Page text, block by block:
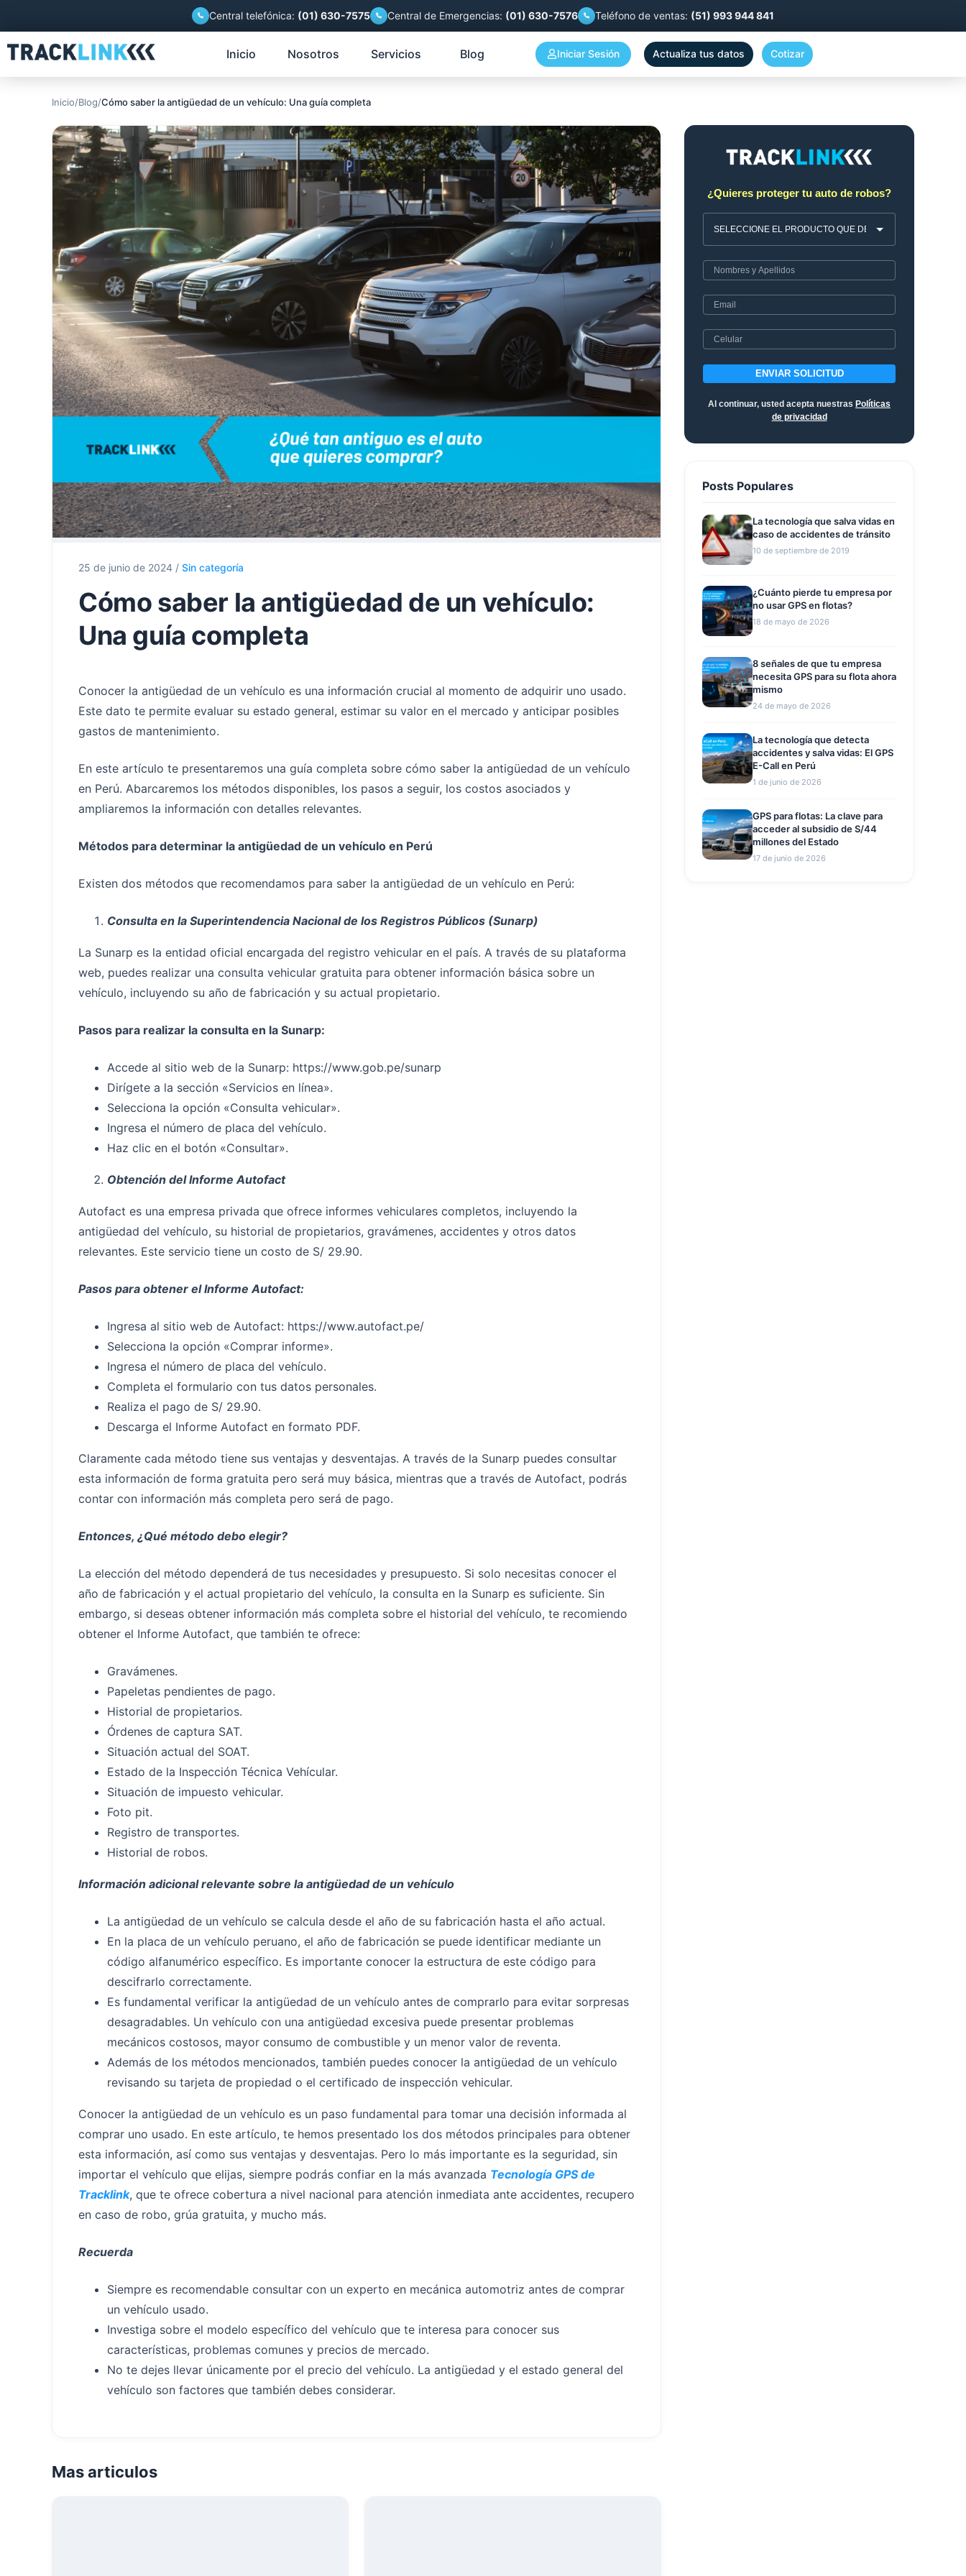
Central telefónica: (01) 630-7575 Central de Emergencias: (01) 630-7576 Teléfono de ventas: (51) 993 944 841
Inicio Nosotros Servicios Blog Iniciar Sesión Actualiza tus datos Cotizar
Inicio/Blog/Cómo saber la antigüedad de un vehículo: Una guía completa
25 de junio de 2024 / Sin categoría
Cómo saber la antigüedad de un vehículo:
Una guía completa
Conocer la antigüedad de un vehículo es una información crucial al momento de adquirir uno usado.
Este dato te permite evaluar su estado general, estimar su valor en el mercado y anticipar posibles
gastos de mantenimiento.
En este artículo te presentaremos una guía completa sobre cómo saber la antigüedad de un vehículo
en Perú. Abarcaremos los métodos disponibles, los pasos a seguir, los costos asociados y
ampliaremos la información con detalles relevantes.
Métodos para determinar la antigüedad de un vehículo en Perú
Existen dos métodos que recomendamos para saber la antigüedad de un vehículo en Perú:
Consulta en la Superintendencia Nacional de los Registros Públicos (Sunarp)
La Sunarp es la entidad oficial encargada del registro vehicular en el país. A través de su plataforma
web, puedes realizar una consulta vehicular gratuita para obtener información básica sobre un
vehículo, incluyendo su año de fabricación y su actual propietario.
Pasos para realizar la consulta en la Sunarp:
Accede al sitio web de la Sunarp: https://www.gob.pe/sunarp
Dirígete a la sección «Servicios en línea».
Selecciona la opción «Consulta vehicular».
Ingresa el número de placa del vehículo.
Haz clic en el botón «Consultar».
Obtención del Informe Autofact
Autofact es una empresa privada que ofrece informes vehiculares completos, incluyendo la
antigüedad del vehículo, su historial de propietarios, gravámenes, accidentes y otros datos
relevantes. Este servicio tiene un costo de S/ 29.90.
Pasos para obtener el Informe Autofact:
Ingresa al sitio web de Autofact: https://www.autofact.pe/
Selecciona la opción «Comprar informe».
Ingresa el número de placa del vehículo.
Completa el formulario con tus datos personales.
Realiza el pago de S/ 29.90.
Descarga el Informe Autofact en formato PDF.
Claramente cada método tiene sus ventajas y desventajas. A través de la Sunarp puedes consultar
esta información de forma gratuita pero será muy básica, mientras que a través de Autofact, podrás
contar con información más completa pero será de pago.
Entonces, ¿Qué método debo elegir?
La elección del método dependerá de tus necesidades y presupuesto. Si solo necesitas conocer el
año de fabricación y el actual propietario del vehículo, la consulta en la Sunarp es suficiente. Sin
embargo, si deseas obtener información más completa sobre el historial del vehículo, te recomiendo
obtener el Informe Autofact, que también te ofrece:
Gravámenes.
Papeletas pendientes de pago.
Historial de propietarios.
Órdenes de captura SAT.
Situación actual del SOAT.
Estado de la Inspección Técnica Vehícular.
Situación de impuesto vehicular.
Foto pit.
Registro de transportes.
Historial de robos.
Información adicional relevante sobre la antigüedad de un vehículo
La antigüedad de un vehículo se calcula desde el año de su fabricación hasta el año actual.
En la placa de un vehículo peruano, el año de fabricación se puede identificar mediante un
código alfanumérico específico. Es importante conocer la estructura de este código para
descifrarlo correctamente.
Es fundamental verificar la antigüedad de un vehículo antes de comprarlo para evitar sorpresas
desagradables. Un vehículo con una antigüedad excesiva puede presentar problemas
mecánicos costosos, mayor consumo de combustible y un menor valor de reventa.
Además de los métodos mencionados, también puedes conocer la antigüedad de un vehículo
revisando su tarjeta de propiedad o el certificado de inspección vehicular.
Conocer la antigüedad de un vehículo es un paso fundamental para tomar una decisión informada al
comprar uno usado. En este artículo, te hemos presentado los dos métodos principales para obtener
esta información, así como sus ventajas y desventajas. Pero lo más importante es la seguridad, sin
importar el vehículo que elijas, siempre podrás confiar en la más avanzada Tecnología GPS de
Tracklink, que te ofrece cobertura a nivel nacional para atención inmediata ante accidentes, recupero
en caso de robo, grúa gratuita, y mucho más.
Recuerda
Siempre es recomendable consultar con un experto en mecánica automotriz antes de comprar
un vehículo usado.
Investiga sobre el modelo específico del vehículo que te interesa para conocer sus
características, problemas comunes y precios de mercado.
No te dejes llevar únicamente por el precio del vehículo. La antigüedad y el estado general del
vehículo son factores que también debes considerar.
Mas articulos
¿Quieres proteger tu auto de robos?
ENVIAR SOLICITUD
Al continuar, usted acepta nuestras Políticas
de privacidad
Posts Populares
La tecnología que salva vidas en
caso de accidentes de tránsito
10 de septiembre de 2019
¿Cuánto pierde tu empresa por
no usar GPS en flotas?
18 de mayo de 2026
8 señales de que tu empresa
necesita GPS para su flota ahora
mismo
24 de mayo de 2026
La tecnología que detecta
accidentes y salva vidas: El GPS
E-Call en Perú
1 de junio de 2026
GPS para flotas: La clave para
acceder al subsidio de S/44
millones del Estado
17 de junio de 2026